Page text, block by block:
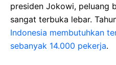
presiden Jokowi, peluang
sangat terbuka lebar.
Indonesia membutuhkan
sebanyak 14.000 pekerja.